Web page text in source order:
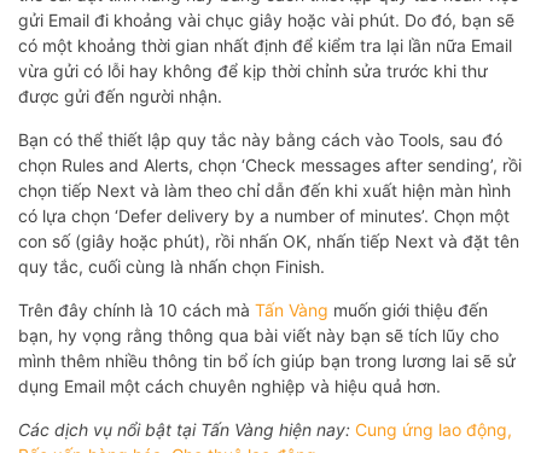
gửi Email đi khoảng vài chục giây hoặc vài phút. Do đó, bạn sẽ
có một khoảng thời gian nhất định để kiểm tra lại lần nữa Email
vừa gửi có lỗi hay không để kịp thời chỉnh sửa trước khi thư
được gửi đến người nhận.
Bạn có thể thiết lập quy tắc này bằng cách vào Tools, sau đó
chọn Rules and Alerts, chọn ‘Check messages after sending’, rồi
chọn tiếp Next và làm theo chỉ dẫn đến khi xuất hiện màn hình
có lựa chọn ‘Defer delivery by a number of minutes’. Chọn một
con số (giây hoặc phút), rồi nhấn OK, nhấn tiếp Next và đặt tên
quy tắc, cuối cùng là nhấn chọn Finish.
Trên đây chính là 10 cách mà Tấn Vàng muốn giới thiệu đến
bạn, hy vọng rằng thông qua bài viết này bạn sẽ tích lũy cho
mình thêm nhiều thông tin bổ ích giúp bạn trong lương lai sẽ sử
dụng Email một cách chuyên nghiệp và hiệu quả hơn.
Các dịch vụ nổi bật tại Tấn Vàng hiện nay: Cung ứng lao động,